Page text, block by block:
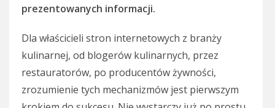
prezentowanych informacji.
Dla właścicieli stron internetowych z branży
kulinarnej, od blogerów kulinarnych, przez
restauratorów, po producentów żywności,
zrozumienie tych mechanizmów jest pierwszym